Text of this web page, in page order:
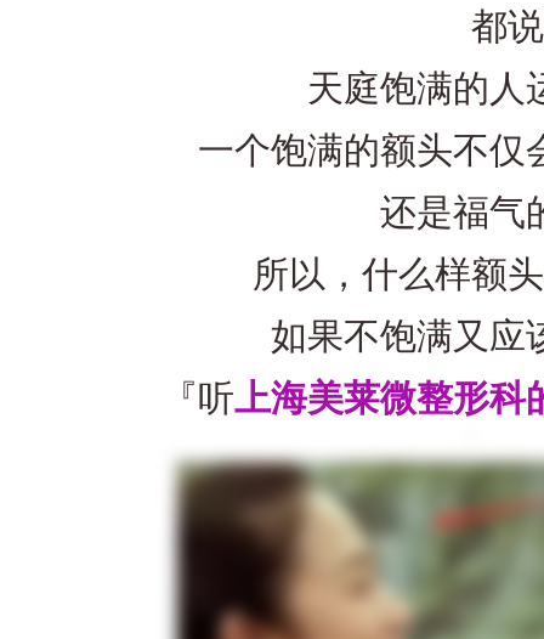
都说
天庭饱满的人
一个饱满的额头不仅
还是福气
所以，什么样额头
如果不饱满又应
『听上海美莱微整形科